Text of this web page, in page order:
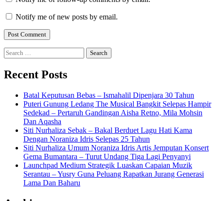
Notify me of new posts by email.
Search
for:
Recent Posts
Batal Keputusan Bebas – Ismahalil Dipenjara 30 Tahun
Puteri Gunung Ledang The Musical Bangkit Selepas Hampir
Sedekad – Pertaruh Gandingan Aisha Retno, Mila Mohsin
Dan Aqasha
Siti Nurhaliza Sebak – Bakal Berduet Lagu Hati Kama
Dengan Noraniza Idris Selepas 25 Tahun
Siti Nurhaliza Umum Noraniza Idris Artis Jemputan Konsert
Gema Bumantara – Turut Undang Tiga Lagi Penyanyi
Launchpad Medium Strategik Luaskan Capaian Muzik
Serantau – Yusry Guna Peluang Rapatkan Jurang Generasi
Lama Dan Baharu